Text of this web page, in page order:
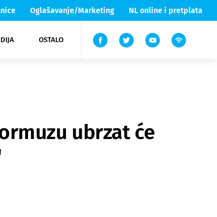
Oglašavanje/Marketing NL online i pretplata
OSTALO
Lika & Senj
TV
ubrzat će